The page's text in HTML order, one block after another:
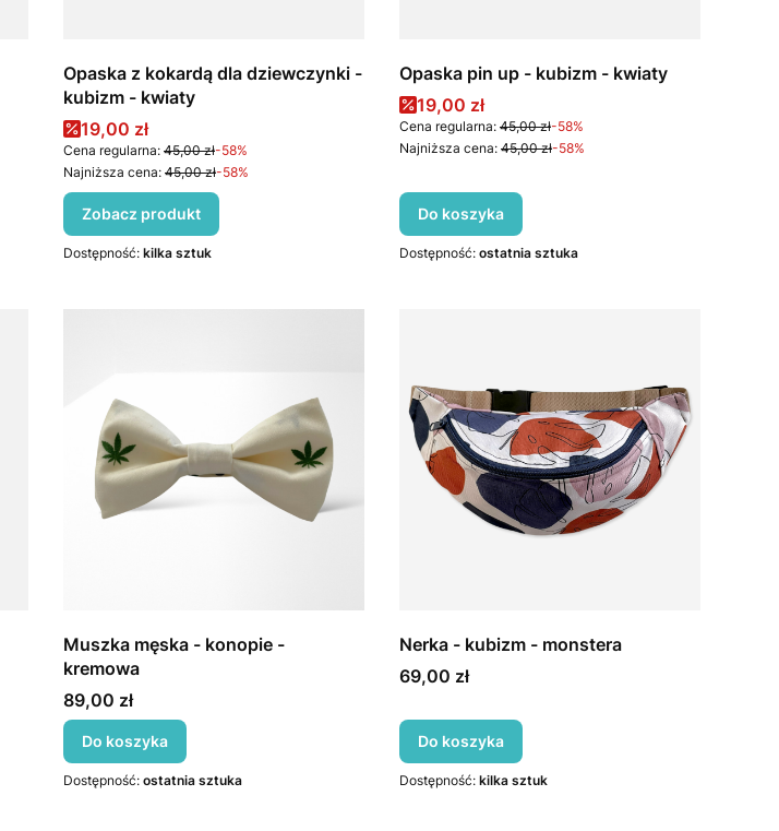
Opaska z kokardą dla dziewczynki -
kubizm - kwiaty
Cena promocyjna
19,00 zł
Cena regularna: 45,00 zł-58%
Najniższa cena: 45,00 zł-58%
Zobacz produkt
Dostępność: kilka sztuk
Opaska pin up - kubizm - kwiaty
Cena promocyjna
19,00 zł
Cena regularna: 45,00 zł-58%
Najniższa cena: 45,00 zł-58%
Do koszyka
Dostępność: ostatnia sztuka
Muszka męska - konopie -
kremowa
Cena
89,00 zł
Do koszyka
Dostępność: ostatnia sztuka
Nerka - kubizm - monstera
Cena
69,00 zł
Do koszyka
Dostępność: kilka sztuk